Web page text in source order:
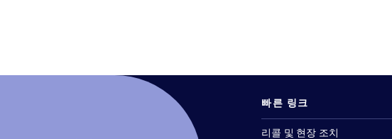
빠른 링크
리콜 및 현장 조치